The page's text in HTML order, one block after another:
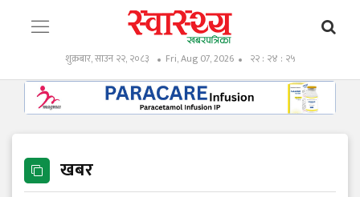
शुक्रबार, साउन २२, २०८३ Fri, Aug 07, 2026 २२ : २४ : २६
खबर